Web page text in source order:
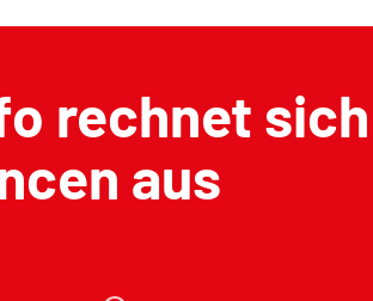
rechnet
aus